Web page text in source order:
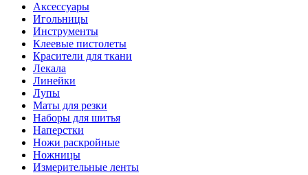
Аксессуары
Игольницы
Инструменты
Клеевые пистолеты
Красители для ткани
Лекала
Линейки
Лупы
Маты для резки
Наборы для шитья
Наперстки
Ножи раскройные
Ножницы
Измерительные ленты